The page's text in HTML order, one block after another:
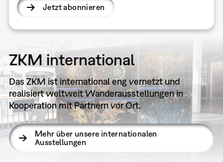
Jetzt abonnieren
ZKM international
Das ZKM ist international eng vernetzt und
realisiert weltweit Wanderausstellungen in
Kooperation mit Partnern vor Ort.
Mehr über unsere internationalen
Ausstellungen